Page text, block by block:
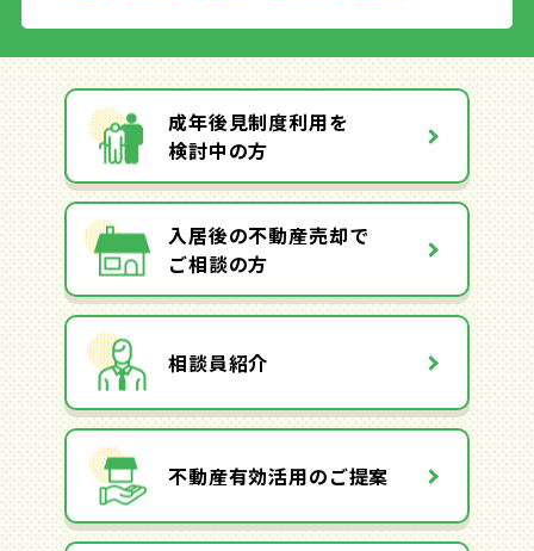
成年後見制度利用を
検討中の方
入居後の不動産売却で
ご相談の方
相談員紹介
不動産有効活用のご提案